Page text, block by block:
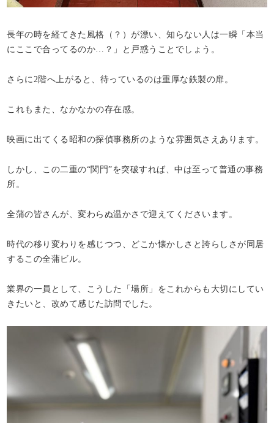
長年の時を経てきた風格（？）が漂い、知らない人は一瞬「本当
にここで合ってるのか…？」と戸惑うことでしょう。
さらに2階へ上がると、待っているのは重厚な鉄製の扉。
これもまた、なかなかの存在感。
映画に出てくる昭和の探偵事務所のような雰囲気さえあります。
しかし、この二重の“関門”を突破すれば、中は至って普通の事務
所。
全蒲の皆さんが、変わらぬ温かさで迎えてくださいます。
時代の移り変わりを感じつつ、どこか懐かしさと誇らしさが同居
するこの全蒲ビル。
業界の一員として、こうした「場所」をこれからも大切にしてい
きたいと、改めて感じた訪問でした。